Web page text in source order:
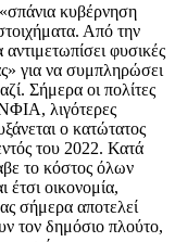
κυβέρνηση
Από την
φυσικές
για να συμπληρώσει
Σήμερα οι πολίτες
λιγότερες
ο κατώτατος
του 2022. Κατά
το κόστος όλων
έτσι οικονομία,
σήμερα αποτελεί
τον δημόσιο πλούτο,